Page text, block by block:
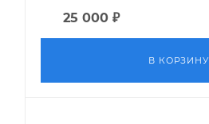
25 000 ₽
В КОРЗИНУ